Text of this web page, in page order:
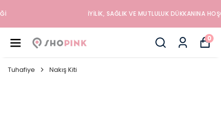
İYILIK, SAĞLIK VE MUTLULUK DÜKKANINA HOŞGELDINIZ
0
Tuhafiye Nakış Kiti